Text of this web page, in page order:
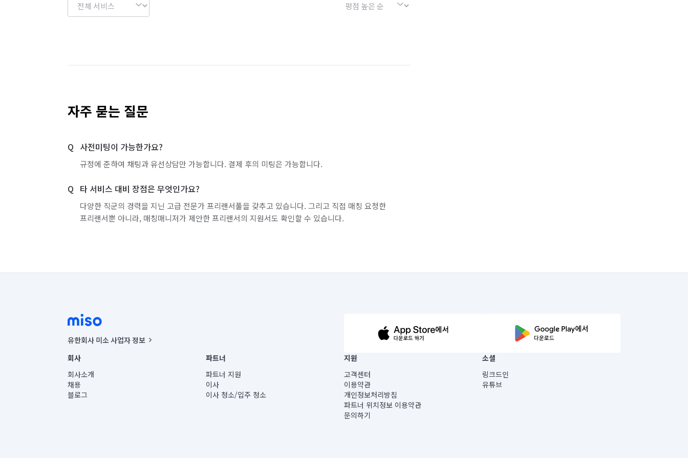
자주 묻는 질문
사전미팅이 가능한가요?
규정에 준하여 채팅과 유선상담만 가능합니다. 결제 후의 미팅은 가능합니다.
타 서비스 대비 장점은 무엇인가요?
다양한 직군의 경력을 지닌 고급 전문가 프리랜서풀을 갖추고 있습니다. 그리고 직접 매칭 요청한
프리랜서뿐 아니라, 매칭매니저가 제안한 프리랜서의 지원서도 확인할 수 있습니다.
유한회사 미소 사업자 정보
사업자등록번호 : 291-87-00271 | 인허가번호 : 2016-3220163-14-5-00019 |
통신판매신고번호 : 2024-서울종로-1400(공정거래위원회 정보) |
대표이사 : CHING VICTOR COLUMBIA RHEE
주소 | 본사: 서울특별시 종로구 율곡로 6(중학동, 트윈트리빌딩) B동 5층
컨택센터 : 서울특별시 종로구 수송동 율곡로 24, 7층, 8층 미소
회사
회사소개
채용
블로그
파트너
파트너 지원
이사
이사 청소/입주 청소
지원
고객센터
이용약관
개인정보처리방침
파트너 위치정보 이용약관
문의하기
소셜
링크드인
유튜브